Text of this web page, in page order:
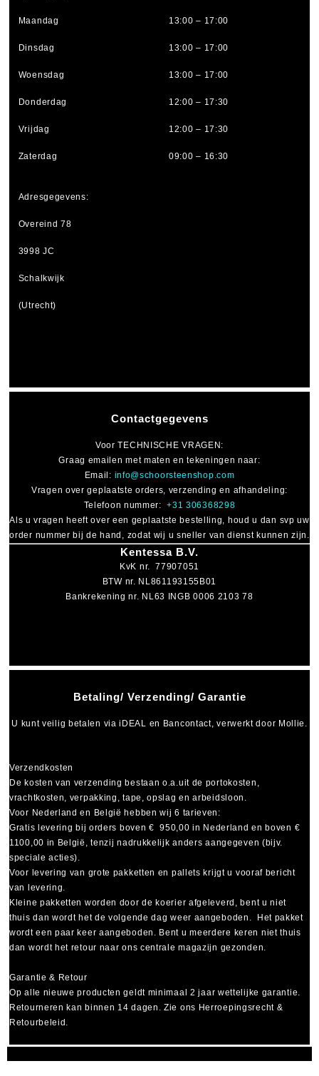
Betaling/ Verzending/ Garantie
U kunt veilig betalen viaiDEAL en Bancontact, verwerkt door Mollie.
Verzendkosten
De kosten van verzending bestaan o.a.uit de portokosten,
vrachtkosten, verpakking, tape, opslag en arbeidsloon.
Voor Nederland en België hebben wij 6 tarieven:
Gratis levering bij orders boven € 950,00 in Nederland en boven €
1100,00 in België, tenzij nadrukkelijk anders aangegeven (bijv.
speciale acties).
Voor levering van grote pakketten en pallets krijgt u vooraf bericht
van levering.
Kleine pakketten worden door de koerier afgeleverd, bent u niet
thuis dan wordt het de volgende dag weer aangeboden. Het pakket
wordt een paar keer aangeboden. Bent u meerdere keren niet thuis
dan wordt het retour naar ons centrale magazijn gezonden.
Garantie & Retour
Op alle nieuwe producten geldt minimaal2 jaar wettelijke garantie.
Retourneren kan binnen 14 dagen. Zie ons Herroepingsrecht &
Retourbeleid.
Contactgegevens
VoorTECHNISCHE VRAGEN :
Graag emailen met maten en tekeningen naar:
Email: info@schoorsteenshop.com
Vragen over geplaatste orders, verzending en afhandeling:
Telefoon nummer:+31 306368298
Als u vragen heeft over een geplaatste bestelling, houd u dan svp uw
order nummer bij de hand, zodat wij u sneller van dienst kunnen zijn.
Kentessa B.V.
KvK nr. 77907051
BTW nr. NL861193155B01
Bankrekening nr. NL63 INGB 0006 2103 78
Maandag 13:00 – 17:00
Dinsdag 13:00 – 17:00
Woensdag 13:00 – 17:00
Donderdag 12:00 – 17:30
Vrijdag 12:00 – 17:30
Zaterdag 09:00 – 16:30
Adresgegevens:
Overeind 78
3998 JC
Schalkwijk
(Utrecht)